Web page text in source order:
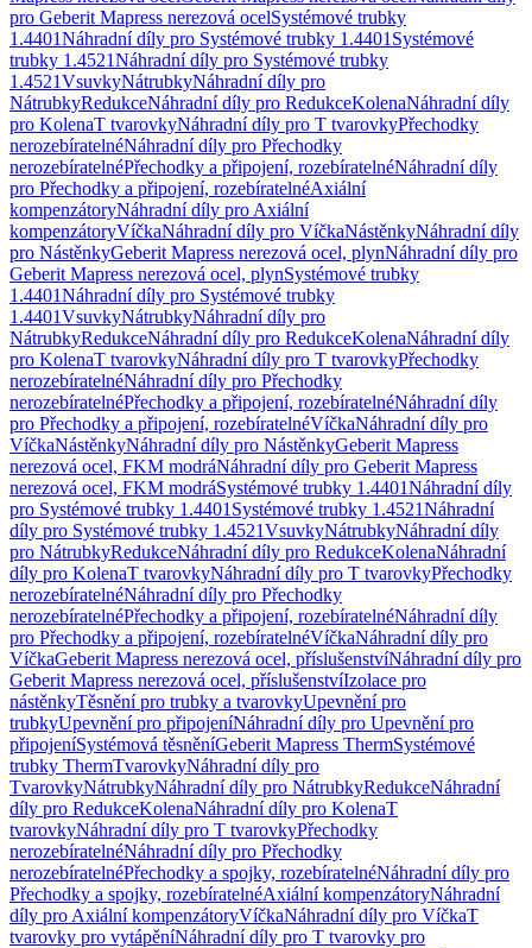
pro Geberit Mapress nerezová ocelSystémové trubky
1.4401Náhradní díly pro Systémové trubky 1.4401 Systémové
trubky 1.4521Náhradní díly pro Systémové trubky
1.4521VsuvkyNátrubkyNáhradní díly pro
NátrubkyRedukceNáhradní díly pro RedukceKolenaNáhradní díly
pro KolenaT tvarovkyNáhradní díly pro T tvarovkyPřechodky
nerozebíratelnéNáhradní díly pro Přechodky
nerozebíratelnéPřechodky a připojení, rozebíratelnéNáhradní díly
pro Přechodky a připojení, rozebíratelnéAxiální
kompenzátoryNáhradní díly pro Axiální
kompenzátoryVíčkaNáhradní díly pro VíčkaNástěnkyNáhradní díly
pro NástěnkyGeberit Mapress nerezová ocel, plynNáhradní díly pro
Geberit Mapress nerezová ocel, plynSystémové trubky
1.4401Náhradní díly pro Systémové trubky
1.4401VsuvkyNátrubkyNáhradní díly pro
NátrubkyRedukceNáhradní díly pro RedukceKolenaNáhradní díly
pro KolenaT tvarovkyNáhradní díly pro T tvarovkyPřechodky
nerozebíratelnéNáhradní díly pro Přechodky
nerozebíratelnéPřechodky a připojení, rozebíratelnéNáhradní díly
pro Přechodky a připojení, rozebíratelnéVíčkaNáhradní díly pro
VíčkaNástěnkyNáhradní díly pro NástěnkyGeberit Mapress
nerezová ocel, FKM modráNáhradní díly pro Geberit Mapress
nerezová ocel, FKM modráSystémové trubky 1.4401Náhradní díly
pro Systémové trubky 1.4401 Systémové trubky 1.4521Náhradní
díly pro Systémové trubky 1.4521VsuvkyNátrubkyNáhradní díly
pro NátrubkyRedukceNáhradní díly pro RedukceKolenaNáhradní
díly pro KolenaT tvarovkyNáhradní díly pro T tvarovkyPřechodky
nerozebíratelnéNáhradní díly pro Přechodky
nerozebíratelnéPřechodky a připojení, rozebíratelnéNáhradní díly
pro Přechodky a připojení, rozebíratelnéVíčkaNáhradní díly pro
VíčkaGeberit Mapress nerezová ocel, příslušenstvíNáhradní díly pro
Geberit Mapress nerezová ocel, příslušenstvíIzolace pro
nástěnkyTěsnění pro trubky a tvarovkyUpevnění pro
trubkyUpevnění pro připojeníNáhradní díly pro Upevnění pro
připojeníSystémová těsněníGeberit Mapress ThermSystémové
trubky ThermTvarovkyNáhradní díly pro
TvarovkyNátrubkyNáhradní díly pro NátrubkyRedukceNáhradní
díly pro RedukceKolenaNáhradní díly pro KolenaT
tvarovkyNáhradní díly pro T tvarovkyPřechodky
nerozebíratelnéNáhradní díly pro Přechodky
nerozebíratelnéPřechodky a spojky, rozebíratelnéNáhradní díly pro
Přechodky a spojky, rozebíratelnéAxiální kompenzátoryNáhradní
díly pro Axiální kompenzátoryVíčkaNáhradní díly pro VíčkaT
tvarovky pro vytápěníNáhradní díly pro T tvarovky pro